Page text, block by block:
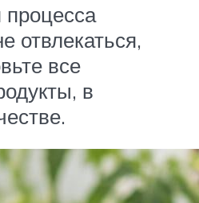
отвлекаться,
все
в